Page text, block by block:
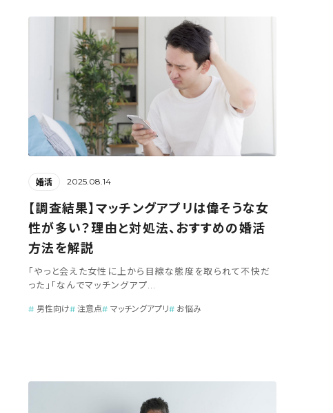
婚活 2025.08.14
【調査結果】マッチングアプリは偉そうな女
性が多い？理由と対処法、おすすめの婚活
方法を解説
「やっと会えた女性に上から目線な態度を取られて不快だ
った」「なんでマッチングアプ...
男性向け 注意点 マッチングアプリ お悩み